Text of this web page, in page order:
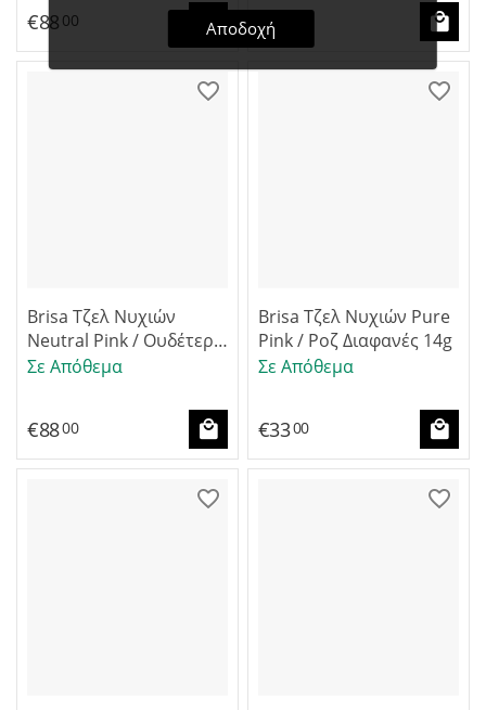
€88 00 €88
Brisa Τζελ Νυχιών
Neutral Pink / Ουδέτερο
Ροζ Καλυπτικό 42g
Σε Απόθεμα
€8800
Brisa Τζελ Νυχιών Pure
Pink / Ροζ Διαφανές 14g
Σε Απόθεμα
€3300
Αποδοχή